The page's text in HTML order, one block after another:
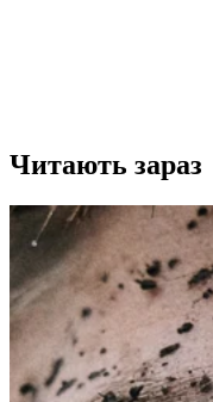
Читають зараз